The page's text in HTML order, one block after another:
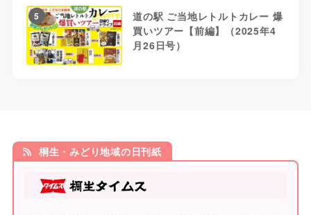
5
道の駅 ご当地レトルトカレー 爆
買いツアー【前編】（2025年4
月26日号）
桐生・みどり地域の日刊紙